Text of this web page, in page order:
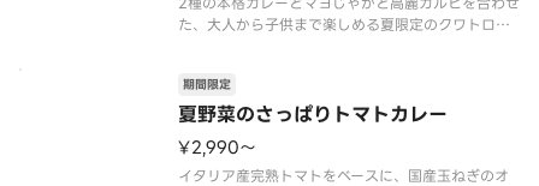
た、大人から子供まで楽しめる夏限定のクワトロが
トカレー」、北海道産生クリームとバターがコクを
引き出す「まろやかバターチキ
夏野菜のさっぱりトマトカレー
期間限定
¥2,990〜
イタリア産完熟トマトをベースに、国産玉ねぎのオ